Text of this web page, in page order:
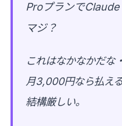
Proプランで
マジ？
これはなかなかだな
月3,000円なら払え
結構厳しい。